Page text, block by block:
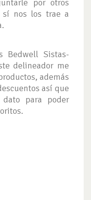
por otros
sí nos los trae a
Bedwell Sistas-
delineador me
además
así que
dato para poder